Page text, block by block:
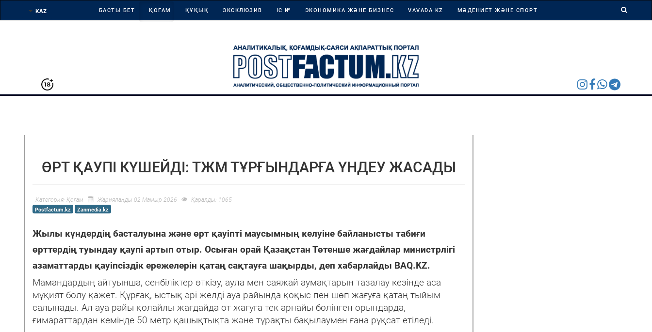
БАСТЫ БЕТ ҚОҒАМ ҚҰҚЫҚ ЭКСКЛЮЗИВ ІС № ЭКОНОМИКА ЖӘНЕ БИЗНЕС VAVADA KZ МӘДЕНИЕТ ЖӘНЕ СПОРТ
ӨРТ ҚАУПІ КҮШЕЙДІ: ТЖМ ТҰРҒЫНДАРҒА ҮНДЕУ ЖАСАДЫ
Категория: Қоғам Жарияланды 02 Мамыр 2026 Қаралды: 1065
Postfactum.kz Zanmedia.kz
Жылы күндердің басталуына және өрт қауіпті маусымның келуіне байланысты табиғи
өрттердің туындау қаупі артып отыр. Осыған орай Қазақстан Төтенше жағдайлар министрлігі
азаматтарды қауіпсіздік ережелерін қатаң сақтауға шақырды, деп хабарлайды BAQ.KZ.
Мамандардың айтуынша, сенбіліктер өткізу, аула мен саяжай аумақтарын тазалау кезінде аса
мұқият болу қажет. Құрғақ, ыстық әрі желді ауа райында қоқыс пен шөп жағуға қатаң тыйым
салынады. Ал ауа райы қолайлы жағдайда от жағуға тек арнайы бөлінген орындарда,
ғимараттардан кемінде 50 метр қашықтықта және тұрақты бақылаумен ғана рұқсат етіледі.